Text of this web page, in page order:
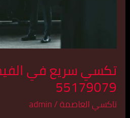
تكسي سريع في
55179079
تاكسي العاصمة/
admin